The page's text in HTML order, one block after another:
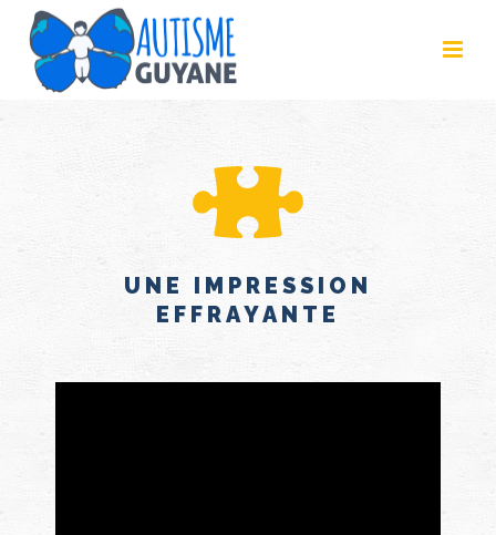
UNE IMPRESSION
EFFRAYANTE